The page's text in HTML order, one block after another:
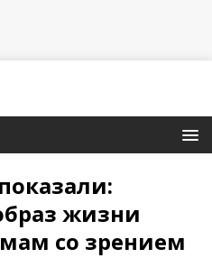
жизни
со зрением